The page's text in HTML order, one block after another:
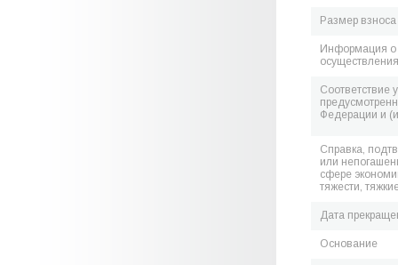
Размер
Информация о
Соответствие
Федерации и
Справка,
или
сфере
тяжести,
Дата
Основание